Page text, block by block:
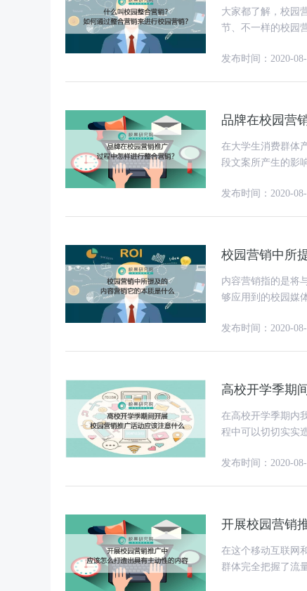
大家都了解，校园
节、不一样的校园
发布时间：2020-
品牌在校园营
在大学生消费群体
段文案所产生的影响
发布时间：2020-
校园营销中所
内容营销指的是将
够应用到的校园媒
发布时间：2020-
高校开学季期
在高校开学季期内
程中可以切切实实
发布时间：2020-
开展校园营销
在这个移动互联网
群体完全把握了流